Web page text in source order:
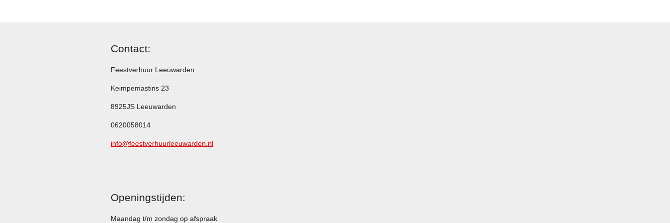
Contact:
Feestverhuur Leeuwarden
Keimpemastins 23
8925JS Leeuwarden
0620058014
info@feestverhuurleeuwarden.nl
Openingstijden:
Maandag t/m zondag op afspraak